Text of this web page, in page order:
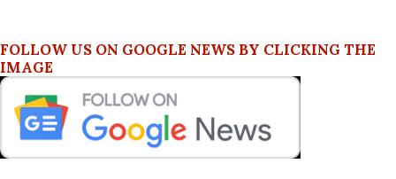
FOLLOW US ON GOOGLE NEWS BY CLICKING THE
IMAGE